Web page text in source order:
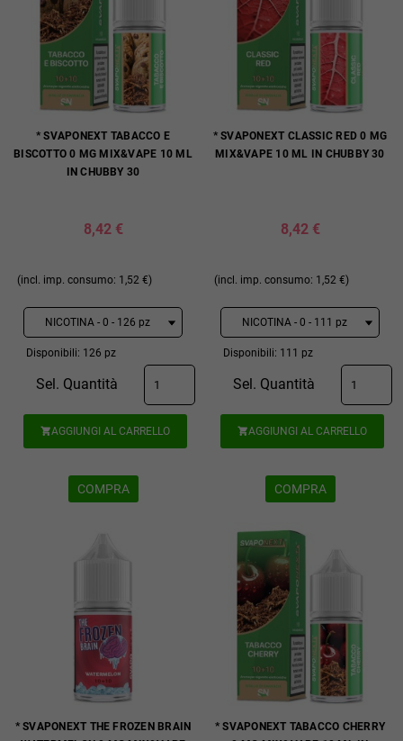
* SVAPONEXT TABACCO E
BISCOTTO 0 MG MIX&VAPE 10 ML
IN CHUBBY 30
8,42 €
(incl. imp. consumo: 1,52 €)
Disponibili: 126 pz
Sel. Quantità
AGGIUNGI AL CARRELLO
COMPRA
* SVAPONEXT CLASSIC RED 0 MG
MIX&VAPE 10 ML IN CHUBBY 30
8,42 €
(incl. imp. consumo: 1,52 €)
Disponibili: 111 pz
Sel. Quantità
AGGIUNGI AL CARRELLO
COMPRA
* SVAPONEXT THE FROZEN BRAIN
* SVAPONEXT TABACCO CHERRY